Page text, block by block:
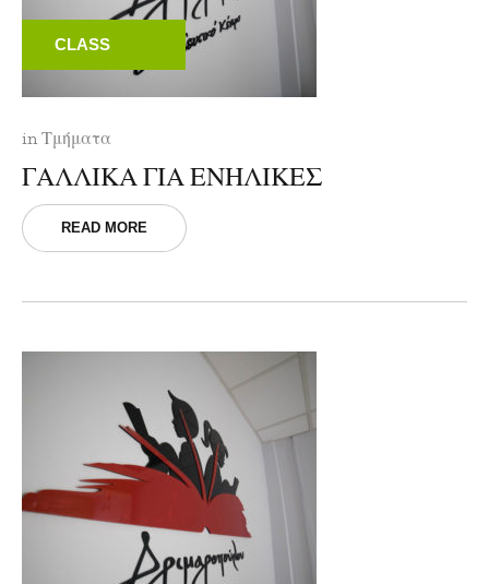
CLASS
inΤμήματα
ΓΑΛΛΙΚΑ ΓΙΑ ΕΝΗΛΙΚΕΣ
READ MORE